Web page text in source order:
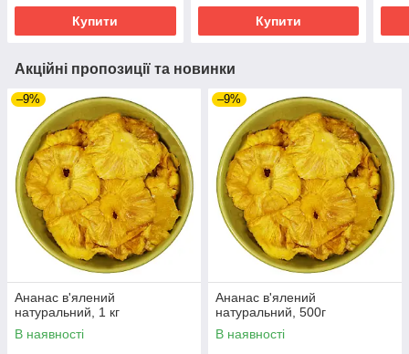
Купити Купити
Акційні пропозиції та новинки
–9%
Ананас в'ялений
натуральний, 1 кг
В наявності
–9%
Ананас в'ялений
натуральний, 500г
В наявності